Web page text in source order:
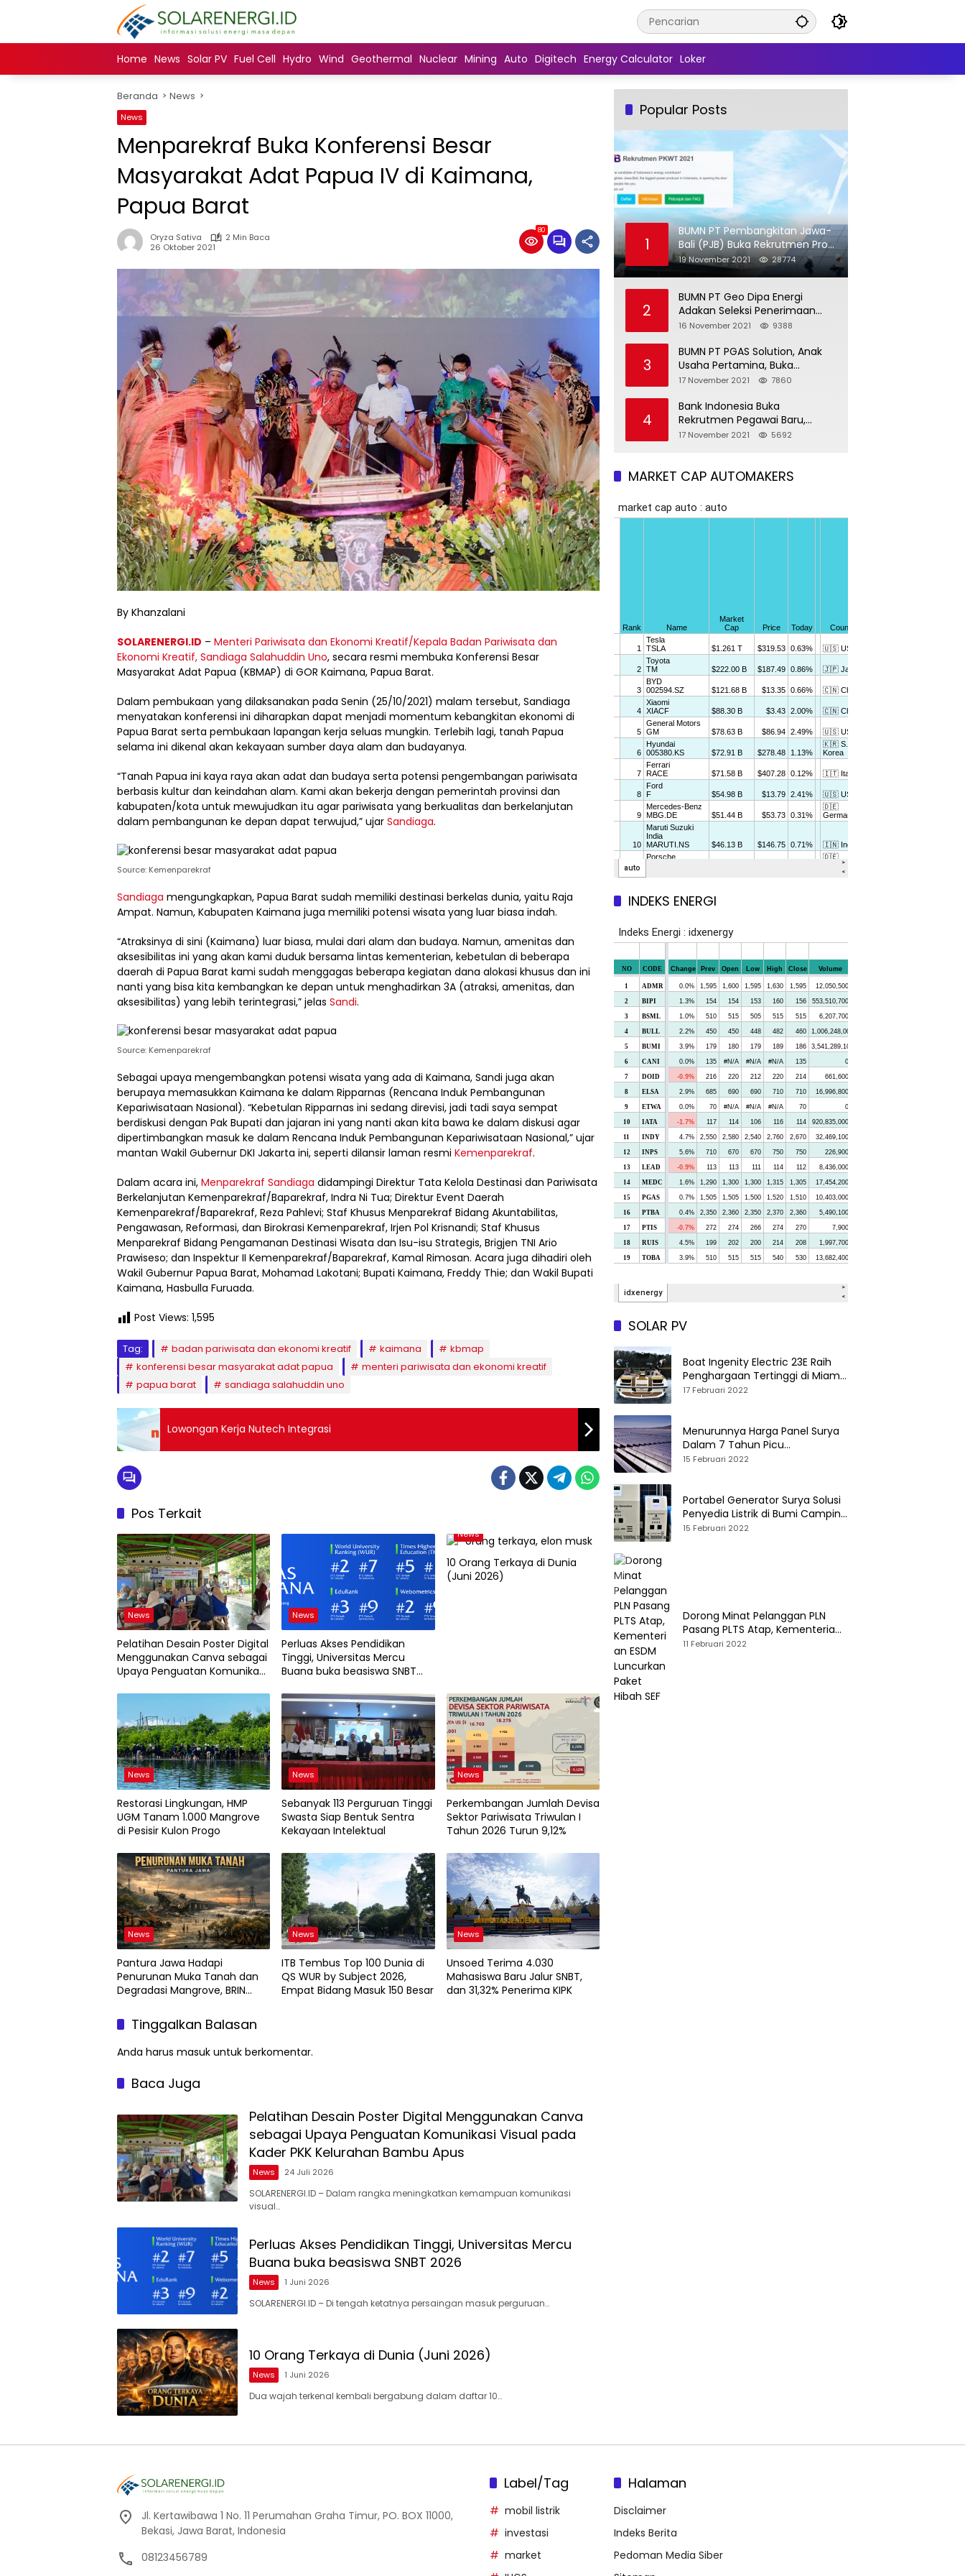
Home News Solar PV Fuel Cell Hydro Wind Geothermal Nuclear Mining Auto Digitech Energy Calculator Loker
Beranda News
News
Menparekraf Buka Konferensi Besar
Masyarakat Adat Papua IV di Kaimana,
Papua Barat
Oryza Sativa
2 Min Baca
26 Oktober 2021
80
By Khanzalani
SOLARENERGI.ID – Menteri Pariwisata dan Ekonomi Kreatif/Kepala Badan Pariwisata dan
Ekonomi Kreatif, Sandiaga Salahuddin Uno, secara resmi membuka Konferensi Besar
Masyarakat Adat Papua (KBMAP) di GOR Kaimana, Papua Barat.
Dalam pembukaan yang dilaksanakan pada Senin (25/10/2021) malam tersebut, Sandiaga
menyatakan konferensi ini diharapkan dapat menjadi momentum kebangkitan ekonomi di
Papua Barat serta pembukaan lapangan kerja seluas mungkin. Terlebih lagi, tanah Papua
selama ini dikenal akan kekayaan sumber daya alam dan budayanya.
“Tanah Papua ini kaya raya akan adat dan budaya serta potensi pengembangan pariwisata
berbasis kultur dan keindahan alam. Kami akan bekerja dengan pemerintah provinsi dan
kabupaten/kota untuk mewujudkan itu agar pariwisata yang berkualitas dan berkelanjutan
dalam pembangunan ke depan dapat terwujud,” ujar Sandiaga.
Source: Kemenparekraf
Sandiaga mengungkapkan, Papua Barat sudah memiliki destinasi berkelas dunia, yaitu Raja
Ampat. Namun, Kabupaten Kaimana juga memiliki potensi wisata yang luar biasa indah.
“Atraksinya di sini (Kaimana) luar biasa, mulai dari alam dan budaya. Namun, amenitas dan
aksesibilitas ini yang akan kami duduk bersama lintas kementerian, kebetulan di beberapa
daerah di Papua Barat kami sudah menggagas beberapa kegiatan dana alokasi khusus dan ini
nanti yang bisa kita kembangkan ke depan untuk menghadirkan 3A (atraksi, amenitas, dan
aksesibilitas) yang lebih terintegrasi,” jelas Sandi.
Source: Kemenparekraf
Sebagai upaya mengembangkan potensi wisata yang ada di Kaimana, Sandi juga akan
berupaya memasukkan Kaimana ke dalam Ripparnas (Rencana Induk Pembangunan
Kepariwisataan Nasional). “Kebetulan Ripparnas ini sedang direvisi, jadi tadi saya sempat
berdiskusi dengan Pak Bupati dan jajaran ini yang nanti akan kita bawa ke dalam diskusi agar
dipertimbangkan masuk ke dalam Rencana Induk Pembangunan Kepariwisataan Nasional,” ujar
mantan Wakil Gubernur DKI Jakarta ini, seperti dilansir laman resmi Kemenparekraf.
Dalam acara ini, Menparekraf Sandiaga didampingi Direktur Tata Kelola Destinasi dan Pariwisata
Berkelanjutan Kemenparekraf/Baparekraf, Indra Ni Tua; Direktur Event Daerah
Kemenparekraf/Baparekraf, Reza Pahlevi; Staf Khusus Menparekraf Bidang Akuntabilitas,
Pengawasan, Reformasi, dan Birokrasi Kemenparekraf, Irjen Pol Krisnandi; Staf Khusus
Menparekraf Bidang Pengamanan Destinasi Wisata dan Isu-isu Strategis, Brigjen TNI Ario
Prawiseso; dan Inspektur II Kemenparekraf/Baparekraf, Kamal Rimosan. Acara juga dihadiri oleh
Wakil Gubernur Papua Barat, Mohamad Lakotani; Bupati Kaimana, Freddy Thie; dan Wakil Bupati
Kaimana, Hasbulla Furuada.
Post Views: 1,595
Tag: badan pariwisata dan ekonomi kreatif kaimana
kbmap
konferensi besar masyarakat adat papua
menteri pariwisata dan ekonomi kreatif
papua barat
sandiaga salahuddin uno
Lowongan Kerja Nutech Integrasi
Pos Terkait
News
Pelatihan Desain Poster Digital
Menggunakan Canva sebagai
Upaya Penguatan Komunikasi
Kelurahan Bambu Apus
News
Perluas Akses Pendidikan
Tinggi, Universitas Mercu
Buana buka beasiswa SNBT
News
10 Orang Terkaya di Dunia
(Juni 2026)
News
Restorasi Lingkungan, HMP
UGM Tanam 1.000 Mangrove
di Pesisir Kulon Progo
News
Sebanyak 113 Perguruan Tinggi
Swasta Siap Bentuk Sentra
Kekayaan Intelektual
News
Perkembangan Jumlah Devisa
Sektor Pariwisata Triwulan I
Tahun 2026 Turun 9,12%
News
Pantura Jawa Hadapi
Penurunan Muka Tanah dan
Degradasi Mangrove, BRIN
Geospasial
News
ITB Tembus Top 100 Dunia di
QS WUR by Subject 2026,
Empat Bidang Masuk 150 Besar
News
Unsoed Terima 4.030
Mahasiswa Baru Jalur SNBT,
dan 31,32% Penerima KIPK
Tinggalkan Balasan
Anda harus masuk untuk berkomentar.
Baca Juga
Pelatihan Desain Poster Digital Menggunakan Canva
sebagai Upaya Penguatan Komunikasi Visual pada
Kader PKK Kelurahan Bambu Apus
News 24 Juli 2026
SOLARENERGI.ID – Dalam rangka meningkatkan kemampuan komunikasi
visual…
Perluas Akses Pendidikan Tinggi, Universitas Mercu
Buana buka beasiswa SNBT 2026
News 1 Juni 2026
SOLARENERGI.ID – Di tengah ketatnya persaingan masuk perguruan…
10 Orang Terkaya di Dunia (Juni 2026)
News 1 Juni 2026
Dua wajah terkenal kembali bergabung dalam daftar 10…
Popular Posts
1
BUMN PT Pembangkitan Jawa-
Bali (PJB) Buka Rekrutmen Pro
Hire (PKWT)
19 November 2021 28774
2
BUMN PT Geo Dipa Energi
Adakan Seleksi Penerimaan
Pegawai Baru
16 November 2021 9388
3
BUMN PT PGAS Solution, Anak
Usaha Pertamina, Buka
Rekrutmen Pegawai Baru
17 November 2021 7860
4
Bank Indonesia Buka
Rekrutmen Pegawai Baru,
Tersedia 37 Posisi
17 November 2021 5692
MARKET CAP AUTOMAKERS
INDEKS ENERGI
SOLAR PV
Boat Ingenity Electric 23E Raih
Penghargaan Tertinggi di Miami
International Boat Show
17 Februari 2022
Menurunnya Harga Panel Surya
Dalam 7 Tahun Picu
Tumbuhnya PLTS Global
15 Februari 2022
Portabel Generator Surya Solusi
Penyedia Listrik di Bumi Camping
dan Perkemahan
15 Februari 2022
Dorong Minat Pelanggan PLN
Pasang PLTS Atap, Kementerian
ESDM Luncurkan Paket Hibah SEF
11 Februari 2022
Jl. Kertawibawa 1 No. 11 Perumahan Graha Timur, PO. BOX 11000,
Bekasi, Jawa Barat, Indonesia
08123456789
Label/Tag
mobil listrik
investasi
market
Halaman
Disclaimer
Indeks Berita
Pedoman Media Siber